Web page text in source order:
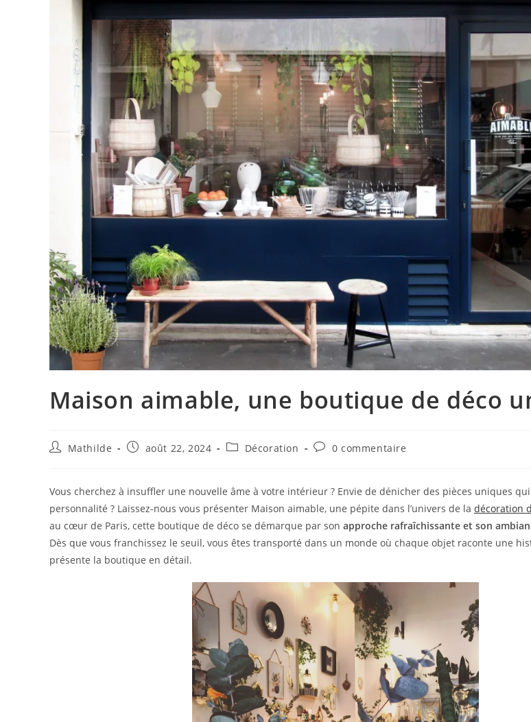
Maison aimable, une boutique de déco
Mathilde août 22, 2024 Décoration 0 commentaire
Vous cherchez à insuffler une nouvelle âme à votre intérieur ? Envie de dénicher des pièces uniques
personnalité ? Laissez-nous vous présenter Maison aimable, une pépite dans l’univers de la décoration
au cœur de Paris, cette boutique de déco se démarque par son approche rafraîchissante et son
Dès que vous franchissez le seuil, vous êtes transporté dans un monde où chaque objet raconte une
présente la boutique en détail.